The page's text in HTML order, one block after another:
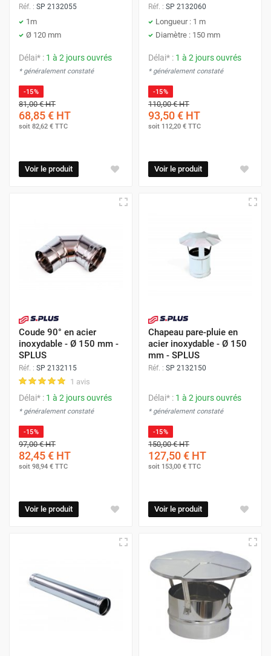
Réf. : SP 2132055
1m
Ø 120 mm
Délai* : 1 à 2 jours ouvrés
* généralement constaté
-15%
81,00 €HT
68,85 € HT
soit 82,62 € TTC
Voir le produit
Réf. : SP 2132060
Longueur : 1 m
Diamètre : 150 mm
Délai* : 1 à 2 jours ouvrés
* généralement constaté
-15%
110,00 €HT
93,50 € HT
soit 112,20 € TTC
Voir le produit
Coude 90° en acier
inoxydable - Ø 150 mm -
SPLUS
Réf. : SP 2132115
1 avis
Délai* : 1 à 2 jours ouvrés
* généralement constaté
-15%
97,00 €HT
82,45 € HT
soit 98,94 € TTC
Voir le produit
Chapeau pare-pluie en
acier inoxydable - Ø 150
mm - SPLUS
Réf. : SP 2132150
Délai* : 1 à 2 jours ouvrés
* généralement constaté
-15%
150,00 €HT
127,50 € HT
soit 153,00 € TTC
Voir le produit